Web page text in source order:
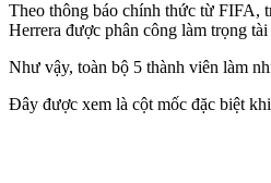
Theo thông báo chính thức từ FIFA,
Herrera được phân công làm trọng
Như vậy, toàn bộ 5 thành viên làm
Đây được xem là cột mốc đặc biệt